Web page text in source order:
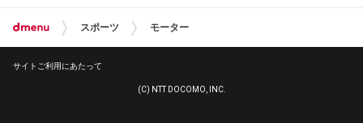
スポーツ モーター
サイトご利用にあたって
(C) NTT DOCOMO, INC.